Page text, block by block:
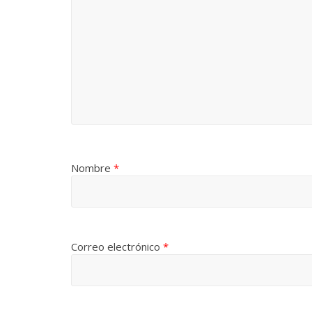
Nombre *
Correo electrónico *